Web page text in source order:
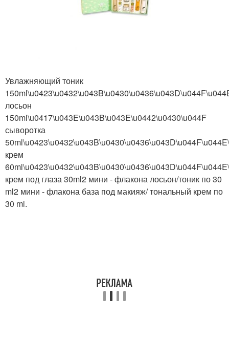
Увлажняющий тоник
лосьон
150ml\u0417\u043E\u043B\u043E\u0442\u0430\u044F
сыворотка
крем
крем под глаза 30ml2 мини - флакона лосьон/тоник по 30
ml2 мини - флакона база под макияж/ тональный крем по
30 ml.